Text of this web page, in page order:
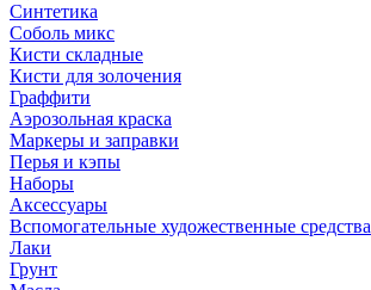
Синтетика
Соболь микс
Кисти складные
Кисти для золочения
Граффити
Аэрозольная краска
Маркеры и заправки
Перья и кэпы
Наборы
Аксессуары
Вспомогательные художественные средства
Лаки
Грунт